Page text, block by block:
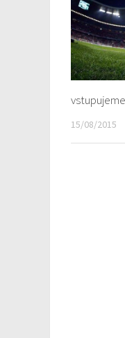
15/08/2015